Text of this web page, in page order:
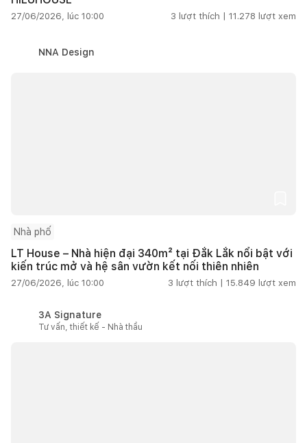
27/06/2026, lúc 10:00 3 lượt thích | 11.278 lượt xem
NNA Design
Nhà phố
LT House – Nhà hiện đại 340m² tại Đắk Lắk nổi bật với
kiến trúc mở và hệ sân vườn kết nối thiên nhiên
27/06/2026, lúc 10:00 3 lượt thích | 15.849 lượt xem
3A Signature
Tư vấn, thiết kế - Nhà thầu